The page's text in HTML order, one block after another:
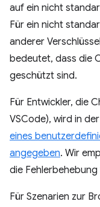
auf ein nicht
Für ein nicht
anderer
bedeutet, dass die
geschützt sind.
Für Entwickler, die
VSCode), wird in
eines
angegeben. Wir
die
Für Szenarien zur